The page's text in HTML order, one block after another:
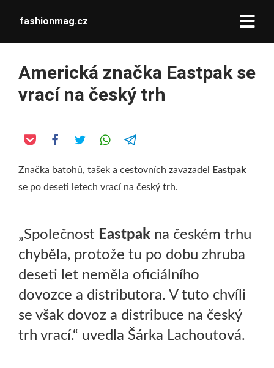
fashionmag.cz
Americká značka Eastpak se
vrací na český trh
Značka batohů, tašek a cestovních zavazadel
Eastpak
se po deseti letech vrací na český trh.
„Společnost Eastpak na českém trhu
chyběla, protože tu po dobu zhruba
deseti let neměla oficiálního
dovozce a distributora. V tuto chvíli
se však dovoz a distribuce na český
trh vrací.“ uvedla Šárka Lachoutová.